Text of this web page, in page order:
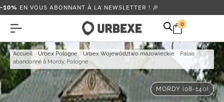
-10% EN VOUS ABONNANT À LA NEWSLETTER ! 🎉
0
Accueil - Urbex Pologne- Urbex Województwo mazowieckie - Palais
abandonné à Mordy, Pologne
MORDY (08-140)